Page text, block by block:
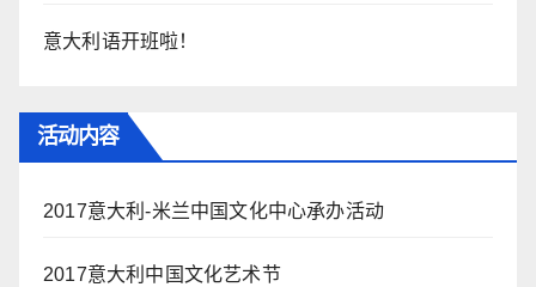
意大利语开班啦！
活动内容
2017意大利-米兰中国文化中心承办活动
2017意大利中国文化艺术节